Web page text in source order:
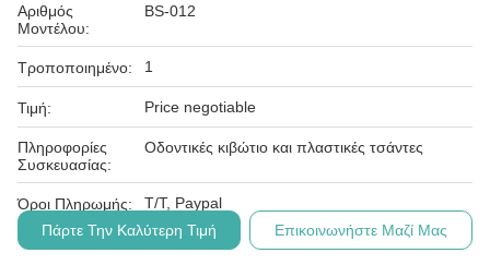
Αριθμός
Μοντέλου:
BS-012
Τροποποιημένο: 1
Τιμή: Price negotiable
Πληροφορίες
Συσκευασίας:
Οδοντικές κιβώτιο και πλαστικές τσάντες
Όροι Πληρωμής:
Τ/Τ, Paypal
Πάρτε Την Καλύτερη Τιμή
Επικοινωνήστε Μαζί Μας